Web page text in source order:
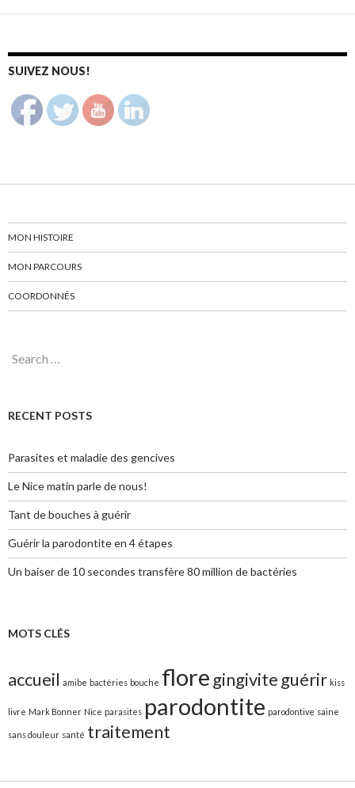
SUIVEZ NOUS!
MON HISTOIRE
MON PARCOURS
COORDONNÉS
Search for:
RECENT POSTS
Parasites et maladie des gencives
Le Nice matin parle de nous!
Tant de bouches à guérir
Guérir la parodontite en 4 étapes
Un baiser de 10 secondes transfère 80 million de bactéries
MOTS CLÉS
accueil amibe bactéries bouche flore gingivite guérir kiss
livre Mark Bonner Nice parasites parodontite parodontive saine
sans douleur santé traitement